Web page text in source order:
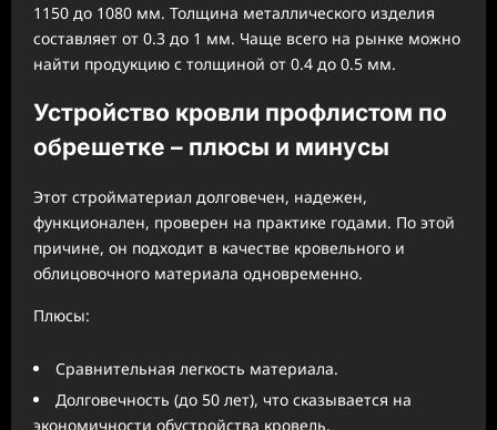
1150 до 1080 мм. Толщина металлического изделия
составляет от 0.3 до 1 мм. Чаще всего на рынке можно
найти продукцию с толщиной от 0.4 до 0.5 мм.
Устройство кровли профлистом по
обрешетке – плюсы и минусы
Этот стройматериал долговечен, надежен,
функционален, проверен на практике годами. По этой
причине, он подходит в качестве кровельного и
облицовочного материала одновременно.
Плюсы:
Сравнительная легкость материала.
Долговечность (до 50 лет), что сказывается на
экономичности обустройства кровель.